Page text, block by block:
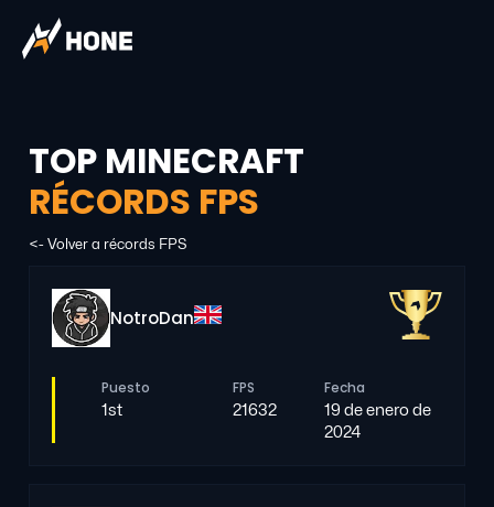
TOP MINECRAFT
RÉCORDS FPS
<- Volver a récords FPS
NotroDan
Puesto
1st
FPS
21632
Fecha
19 de enero de
2024